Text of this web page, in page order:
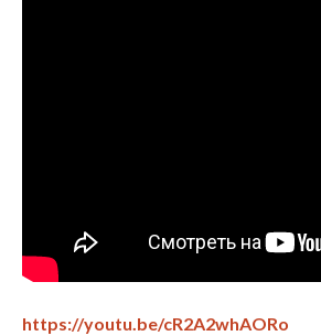
https://youtu.be/cR2A2whAORo